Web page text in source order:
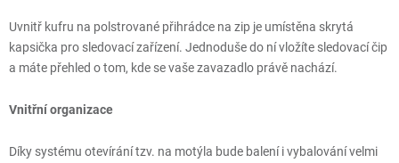
Uvnitř kufru na polstrované přihrádce na zip je umístěna skrytá
kapsička pro sledovací zařízení. Jednoduše do ní vložíte sledovací čip
a máte přehled o tom, kde se vaše zavazadlo právě nachází.
Vnitřní organizace
Díky systému otevírání tzv. na motýla bude balení i vybalování velmi